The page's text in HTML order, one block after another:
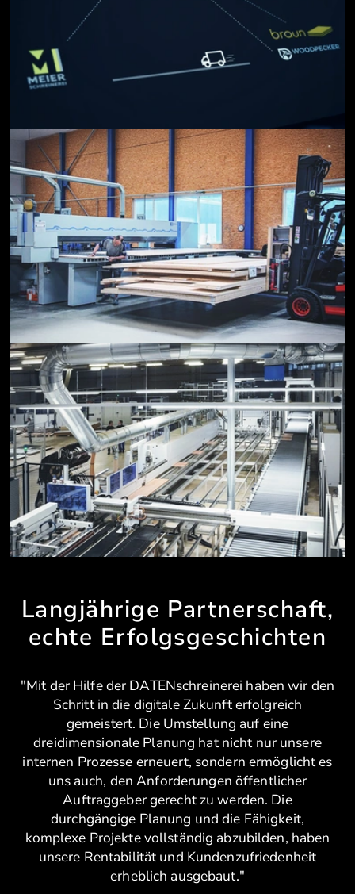
Langjährige Partnerschaft,
echte Erfolgsgeschichten
"Mit der Hilfe der DATENschreinerei haben wir den
Schritt in die digitale Zukunft erfolgreich
gemeistert. Die Umstellung auf eine
dreidimensionale Planung hat nicht nur unsere
internen Prozesse erneuert, sondern ermöglicht es
uns auch, den Anforderungen öffentlicher
Auftraggeber gerecht zu werden. Die
durchgängige Planung und die Fähigkeit,
komplexe Projekte vollständig abzubilden, haben
unsere Rentabilität und Kundenzufriedenheit
erheblich ausgebaut."